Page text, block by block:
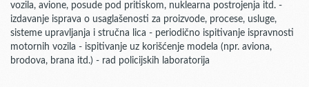
vozila, avione, posude pod pritiskom, nuklearna postrojenja itd. -
izdavanje isprava o usaglašenosti za proizvode, procese, usluge,
sisteme upravljanja i stručna lica - periodično ispitivanje ispravnosti
motornih vozila - ispitivanje uz korišćenje modela (npr. aviona,
brodova, brana itd.) - rad policijskih laboratorija